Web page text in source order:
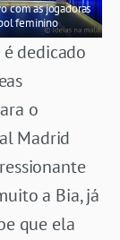
com as jogadoras
feminino
dedicado
o
Madrid
a Bia, já
que ela